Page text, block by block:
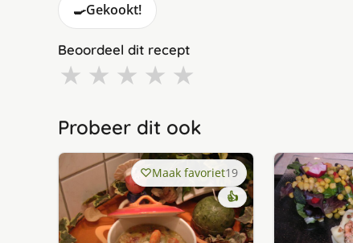
🍳Gekookt!
Beoordeel dit recept
★ ★ ★ ★ ★
Probeer dit ook
Maak favoriet19
👍